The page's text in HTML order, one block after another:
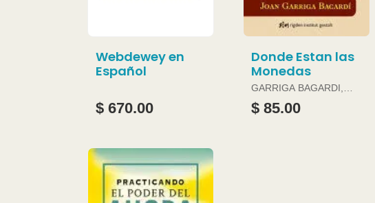
Webdewey en
Español
$ 670.00
Donde Estan las
Monedas
GARRIGA BAGARDI,
JOAN
$ 85.00